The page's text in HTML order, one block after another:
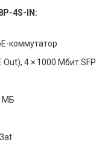
4S-IN:
коммутатор
4 × 1000 Мбит SFP
МБ